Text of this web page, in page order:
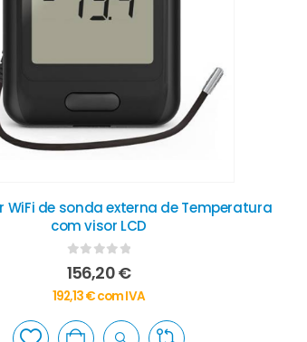
WiFi de sonda externa de Temperatura
com visor LCD
0out of 5
156,20€
192,13€com IVA